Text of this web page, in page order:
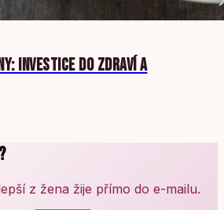
INVESTICE DO ZDRAVÍ A
z žena žije přímo do e-mailu.